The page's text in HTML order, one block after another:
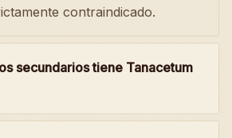
contraindicado.
secundarios tiene Tanacetum